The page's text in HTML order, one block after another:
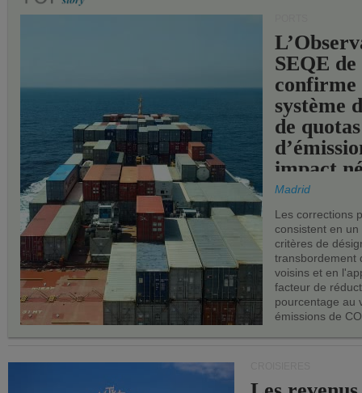
SEQE de
confirme
système
de quotas
impact
les ports
Madrid
Les corrections
consistent en
critères de
transbordement
voisins et en
facteur de
pourcentage au
émissions de